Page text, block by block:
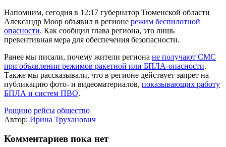
Напомним, сегодня в 12:17 губернатор Тюменской области
Александр Моор объявил в регионе режим беспилотной
опасности. Как сообщил глава региона, это лишь
превентивная мера для обеспечения безопасности.
Ранее мы писали, почему жители региона не получают СМС
при объявлении режимов ракетной или БПЛА‑опасности.
Также мы рассказывали, что в регионе действует запрет на
публикацию фото‑ и видеоматериалов, показывающих работу
БПЛА и систем ПВО.
Рощино рейсы общество
Автор: Ирина Труханович
Комментариев пока нет